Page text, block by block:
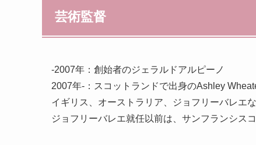
芸術監督
-2007年：創始者のジェラルドアルピーノ
2007年-：スコットランドで出身のAshley
イギリス、オーストラリア、ジョフリーバレエ
ジョフリーバレエ就任以前は、サンフランシス